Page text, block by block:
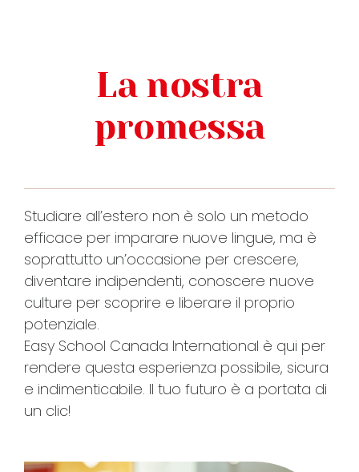
La nostra
promessa
Studiare all’estero non è solo un metodo
efficace per imparare nuove lingue, ma è
soprattutto un’occasione per crescere,
diventare indipendenti, conoscere nuove
culture per scoprire e liberare il proprio
potenziale.
Easy School Canada International è qui per
rendere questa esperienza possibile, sicura
e indimenticabile. Il tuo futuro è a portata di
un clic!